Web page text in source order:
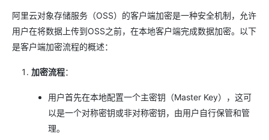
阿里云对象存储服务（OSS）的客户端加密是一种安全机制，允许
用户在将数据上传到OSS之前，在本地客户端完成数据加密。以下
是客户端加密流程的概述：
加密流程：
用户首先在本地配置一个主密钥（Master Key），这可
以是一个对称密钥或非对称密钥，由用户自行保管和管
理。